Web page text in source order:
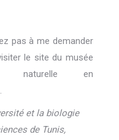
pas à me demander
le site du musée
naturelle en
et la biologie
de Tunis,